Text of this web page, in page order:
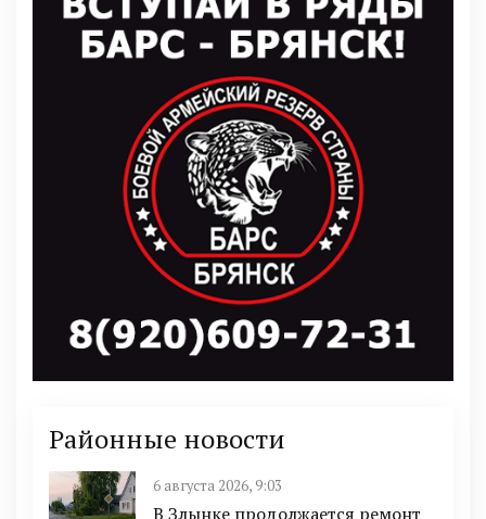
Районные новости
6 августа 2026, 9:03
В Злынке продолжается ремонт